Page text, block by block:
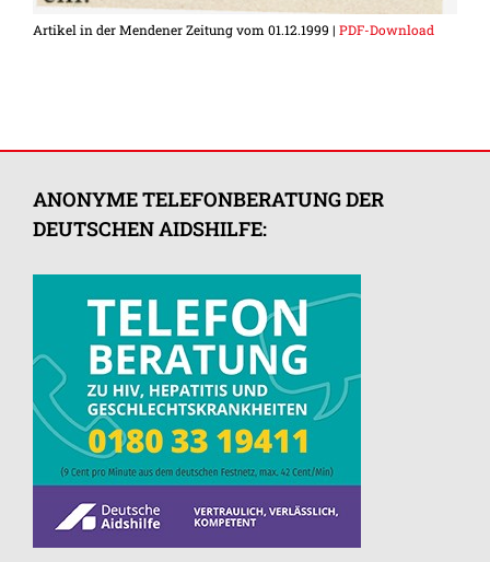
Artikel in der Mendener Zeitung vom 01.12.1999 | PDF-Download
ANONYME TELEFONBERATUNG DER
DEUTSCHEN AIDSHILFE: